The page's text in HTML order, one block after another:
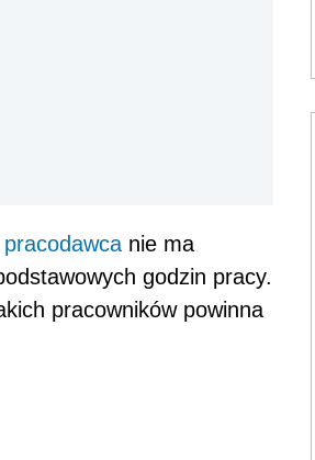
pracodawca nie ma
godzin pracy.
pracowników powinna